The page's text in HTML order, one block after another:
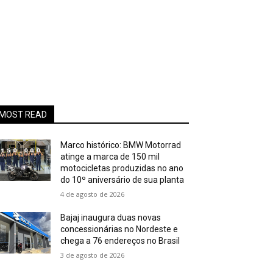
MOST READ
Marco histórico: BMW Motorrad
atinge a marca de 150 mil
motocicletas produzidas no ano
do 10º aniversário de sua planta
4 de agosto de 2026
Bajaj inaugura duas novas
concessionárias no Nordeste e
chega a 76 endereços no Brasil
3 de agosto de 2026